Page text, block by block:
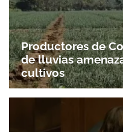
Productores de
de lluvias
cultivos